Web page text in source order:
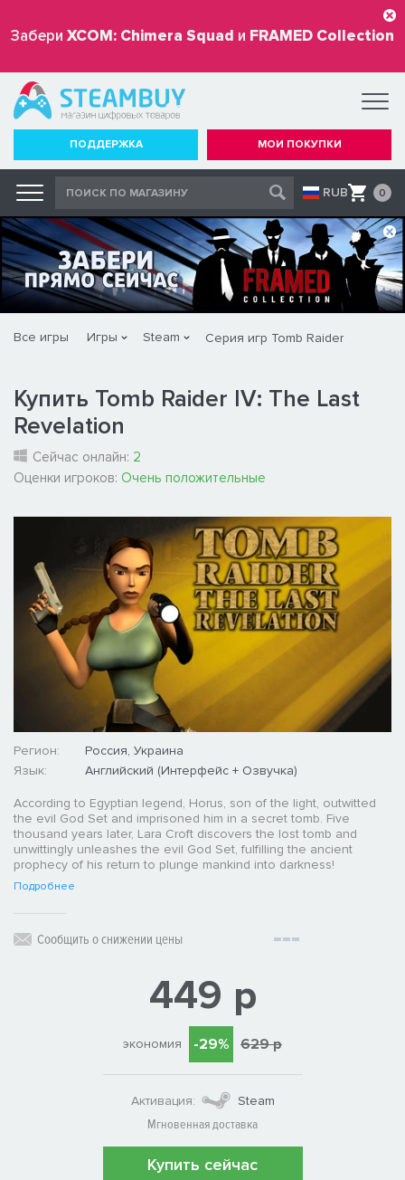
Забери XCOM: Chimera Squad и FRAMED Collection
бесплатно
ПОДДЕРЖКА МОИ ПОКУПКИ
RUB 0
Все игры Игры Steam Серия игр Tomb Raider
Купить Tomb Raider IV: The Last
Revelation
Сейчас онлайн: 2
Оценки игроков: Очень положительные
Регион:
Россия, Украина
Язык:
Английский (Интерфейс + Озвучка)
According to Egyptian legend, Horus, son of the light, outwitted
the evil God Set and imprisoned him in a secret tomb. Five
thousand years later, Lara Croft discovers the lost tomb and
unwittingly unleashes the evil God Set, fulfilling the ancient
prophecy of his return to plunge mankind into darkness!
Подробнее
Сообщить о снижении цены
449 р
экономия -29% 629 р
Активация:
Steam
Мгновенная доставка
Купить сейчас